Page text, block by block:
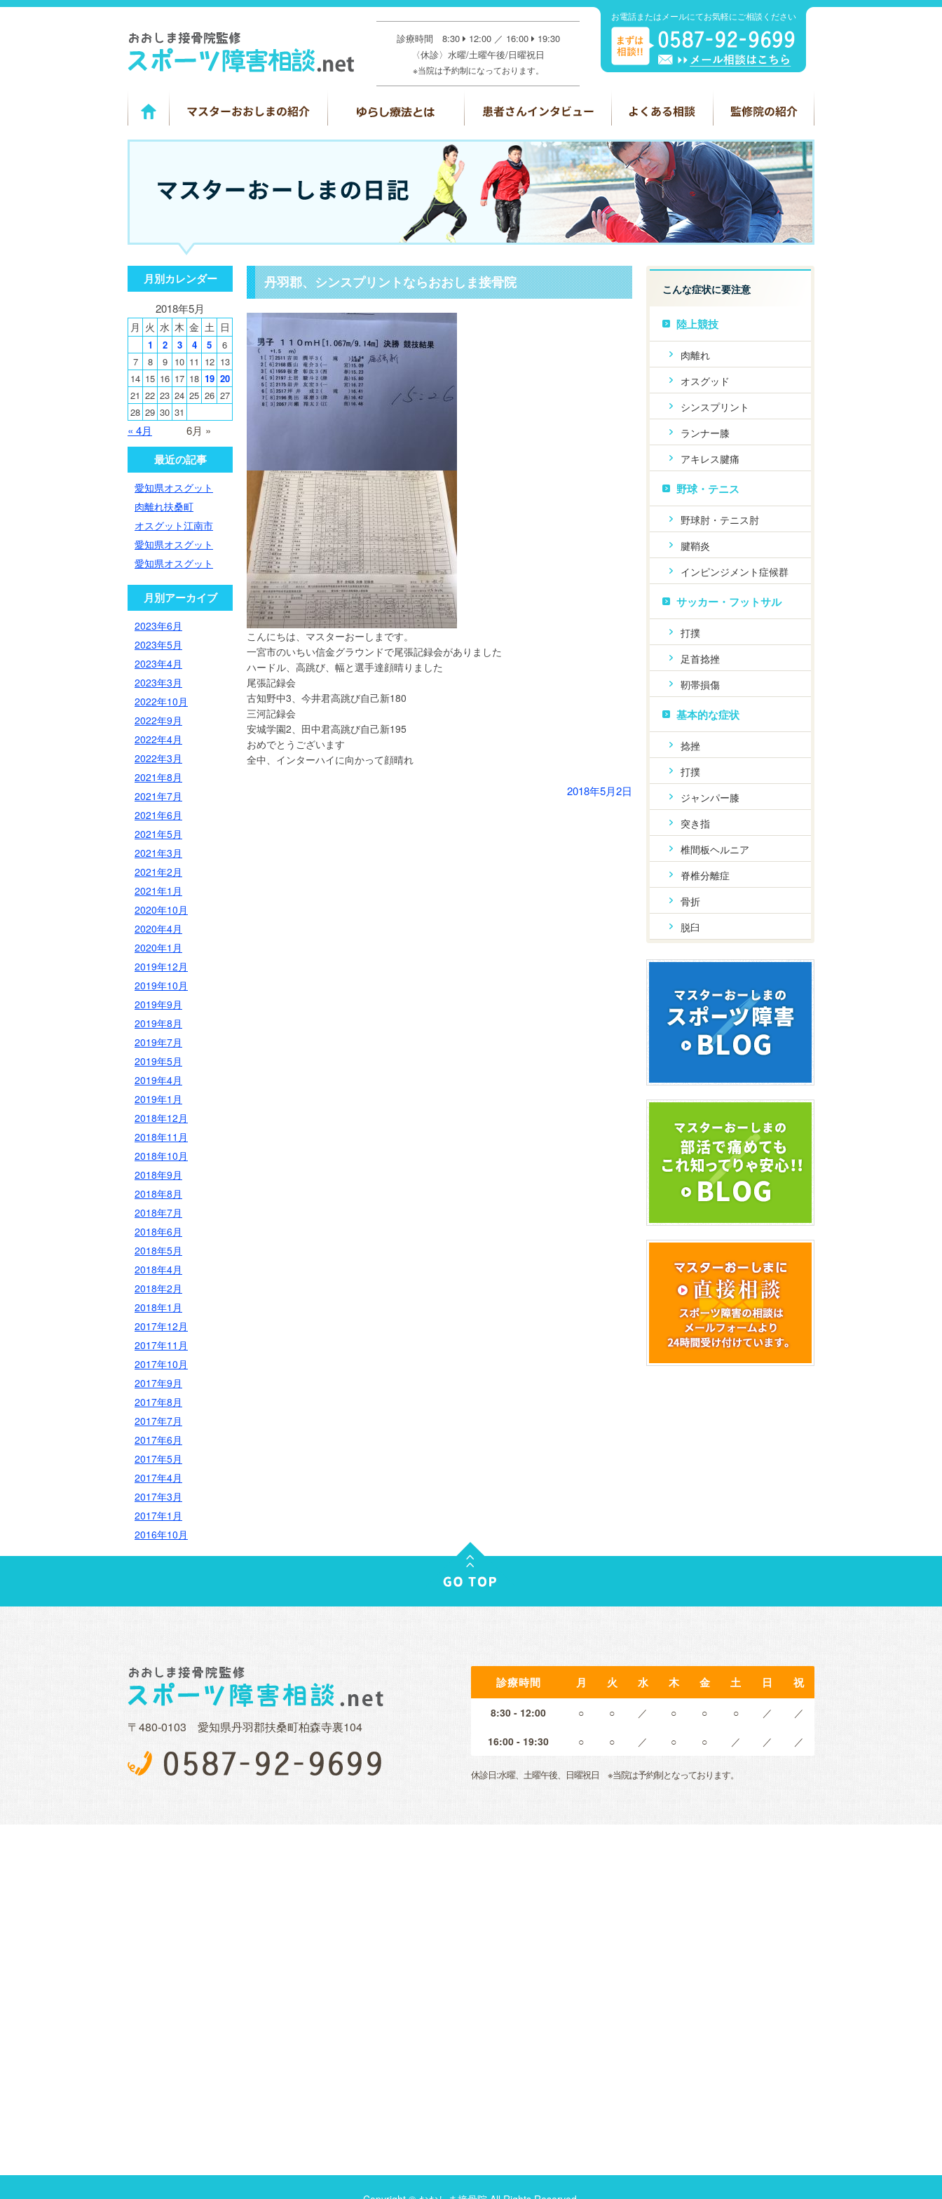
診療時間 8:30 12:00 ／ 16:00
19:30
〈休診〉水曜/土曜午後/日曜祝日
※当院は予約制になっております。
お電話またはメールにてお気軽にご相談ください
丹羽郡、シンスプリントならおおしま接骨院
こんにちは、マスターおーしま です。
一宮市のいちい信金グラウンドで尾張記録会がありました
ハードル、高跳び、幅と選手達顔晴りました
尾張記録会
古知野中3、今井君高跳び自己新180
三河記録会
安城学園2、田中君高跳び自己新195
おめでとうございます
全中、インターハイに向かって顔晴れ
2018年5月2日
月別カレンダー
2018年5月
月 火 水 木 金 土 日
« 4月 6月 »
1 2 3 4 5
6
7
8 9 10 11 12 13
14 15 16 17 18 19 20
21 22 23 24 25 26 27
28 29 30 31
最近の記事
愛知県オスグット
肉離れ扶桑町
オスグット江南市
愛知県オスグット
愛知県オスグット
月別アーカイブ
2023年6月
2023年5月
2023年4月
2023年3月
2022年10月
2022年9月
2022年4月
2022年3月
2021年8月
2021年7月
2021年6月
2021年5月
2021年3月
2021年2月
2021年1月
2020年10月
2020年4月
2020年1月
2019年12月
2019年10月
2019年9月
2019年8月
2019年7月
2019年5月
2019年4月
2019年1月
2018年12月
2018年11月
2018年10月
2018年9月
2018年8月
2018年7月
2018年6月
2018年5月
2018年4月
2018年2月
2018年1月
2017年12月
2017年11月
2017年10月
2017年9月
2017年8月
2017年7月
2017年6月
2017年5月
2017年4月
2017年3月
2017年1月
2016年10月
こんな症状に要注意
陸上競技
肉離れ
オスグッド
シンスプリント
ランナー膝
アキレス腱痛
野球・テニス
野球肘・テニス肘
腱鞘炎
インピンジメント症候群
サッカー・フットサル
打撲
足首捻挫
靭帯損傷
基本的な症状
捻挫
打撲
ジャンパー膝
突き指
椎間板ヘルニア
脊椎分離症
骨折
脱臼
〒480-0103 愛知県丹羽郡扶桑町柏森寺裏104
診療時間 月 火 水 木 金 土 日 祝
8:30 - 12:00 ○ ○ ／ ○ ○ ○ ／ ／
16:00 - 19:30 ○ ○ ／ ○ ○ ／ ／ ／
休診日:水曜、土曜午後、日曜祝日 ※当院は予約制となっております。